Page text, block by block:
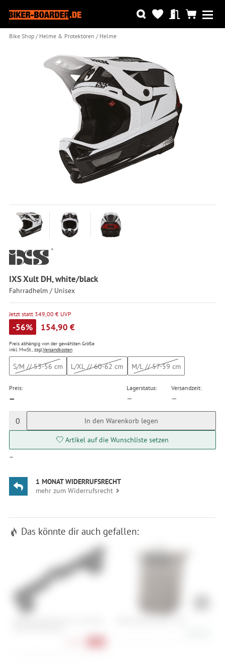
Bike Shop Helme & Protektoren Helme
IXS Xult DH, white/black
Fahrradhelm / Unisex
Jetzt statt 349,00 € UVP
-56% 154,90 €
Preis abhängig von der gewählten Größe
inkl. MwSt., zzgl.Versandkosten
S/M // 53-56 cm L/XL // 60-62 cm M/L // 57-59 cm
Preis:
—
Lagerstatus:
—
Versandzeit:
—
0 In den Warenkorb legen
Artikel auf die Wunschliste setzen
—
1 MONAT WIDERRUFSRECHT
mehr zum Widerrufsrecht
Das könnte dir auch gefallen: